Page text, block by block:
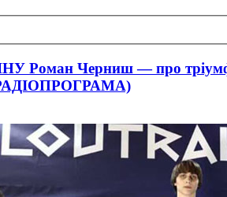
Роман Черниш — про тріумф